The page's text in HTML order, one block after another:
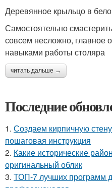
Деревянное крыльцо в
Самостоятельно
совсем несложно, главное
навыками работы столяра
читать дальше →
Последние
1. Создаем кирпичную
пошаговая инструкция
2. Какие исторические
оригинальный облик
3. ТОП-7 лучших программ